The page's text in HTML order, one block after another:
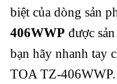
biệt của dòng sản
406WWP được
bạn hãy nhanh tay
TOA TZ-406WWP.